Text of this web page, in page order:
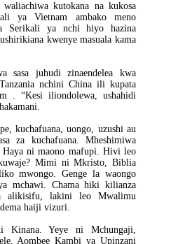
kutokana na kukosa
ya Vietnam ambako meno
Serikali ya nchi hiyo hazina
kwenye masuala kama
sasa juhudi zinaendelea kwa
nchini China ili kupata
. “Kesi iliondolewa, ushahidi
kuchafuana, uongo, uzushi au
za kuchafuana. Mheshimiwa
Haya ni maono mafupi. Hivi leo
Mimi ni Mkristo, Biblia
mwongo. Genge la waongo
mchawi. Chama hiki kilianza
alikisifu, lakini leo Mwalimu
haiji vizuri.
Kinana. Yeye ni Mchungaji,
Aombee Kambi ya Upinzani